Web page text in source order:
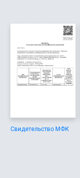
Свидетельство МФК